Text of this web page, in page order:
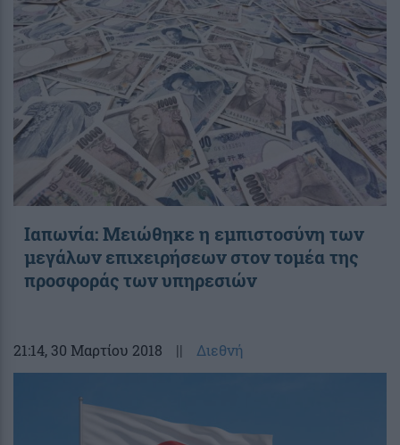
Ιαπωνία: Μειώθηκε η εμπιστοσύνη των
μεγάλων επιχειρήσεων στον τομέα της
προσφοράς των υπηρεσιών
21:14, 30 Μαρτίου 2018 || Διεθνή